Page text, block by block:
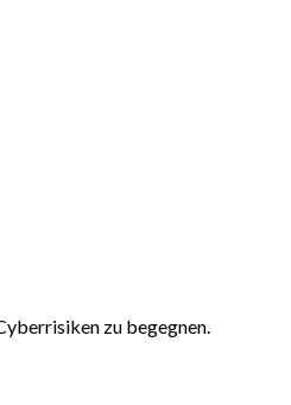
zu begegnen.